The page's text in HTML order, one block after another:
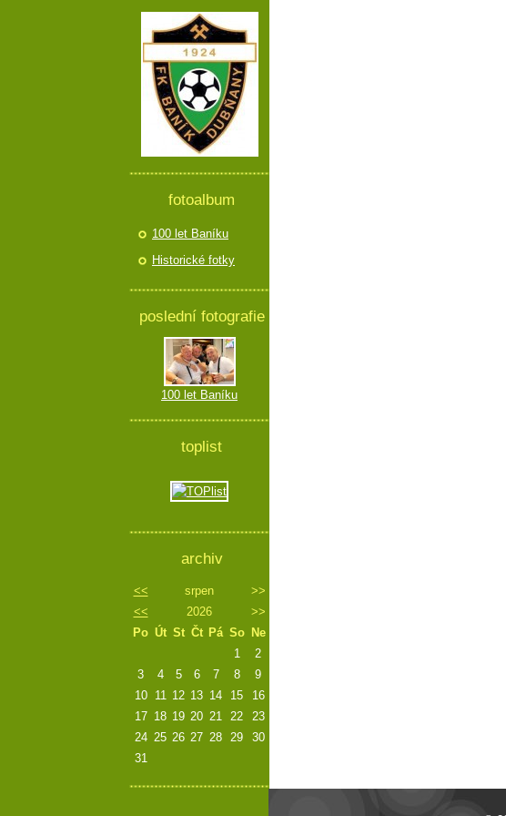
fotoalbum
100 let Baníku
Historické fotky
poslední fotografie
100 let Baníku
toplist
archiv
<< srpen
>>
<<
2026
>>
Po Út St Čt Pá So
Ne
1
2
3
4 5 6 7 8
9
10
11 12 13 14 15
16
17 18 19 20 21 22
23
24 25 26 27 28 29
30
31